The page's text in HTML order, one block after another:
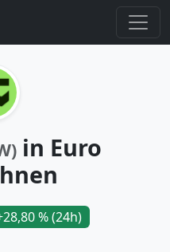
in Euro
% (24h)